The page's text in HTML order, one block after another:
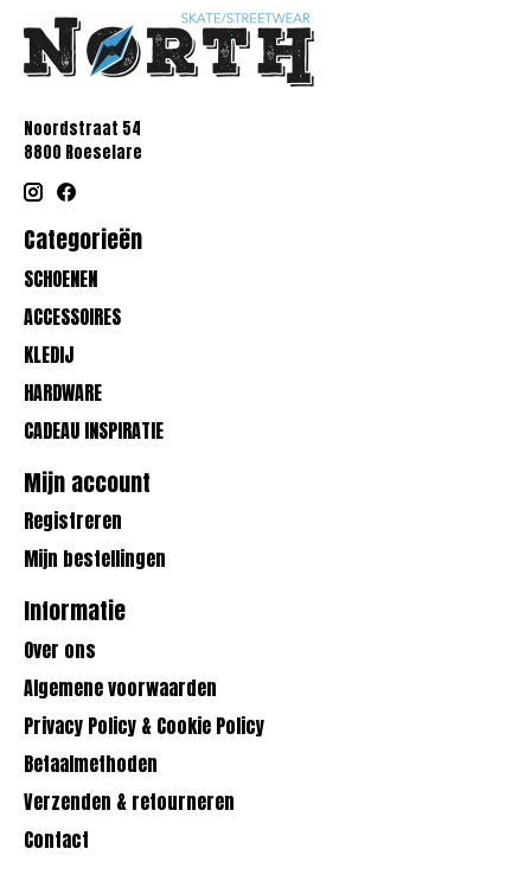
Noordstraat 54
8800 Roeselare
Categorieën
SCHOENEN
ACCESSOIRES
KLEDIJ
HARDWARE
CADEAU INSPIRATIE
Mijn account
Registreren
Mijn bestellingen
Informatie
Over ons
Algemene voorwaarden
Privacy Policy & Cookie Policy
Betaalmethoden
Verzenden & retourneren
Contact